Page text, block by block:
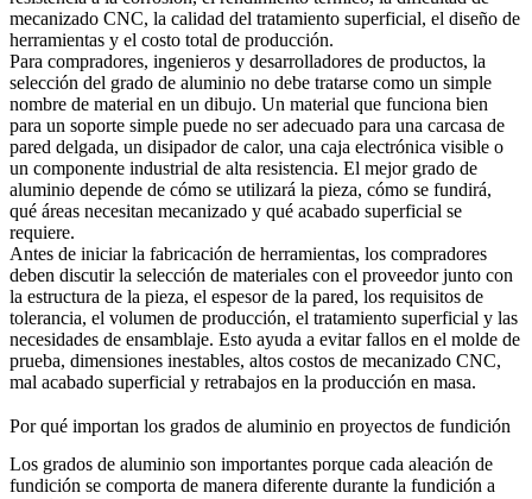
mecanizado CNC, la calidad del tratamiento superficial, el diseño de
herramientas y el costo total de producción.
Para compradores, ingenieros y desarrolladores de productos, la
selección del grado de aluminio no debe tratarse como un simple
nombre de material en un dibujo. Un material que funciona bien
para un soporte simple puede no ser adecuado para una carcasa de
pared delgada, un disipador de calor, una caja electrónica visible o
un componente industrial de alta resistencia. El mejor grado de
aluminio depende de cómo se utilizará la pieza, cómo se fundirá,
qué áreas necesitan mecanizado y qué acabado superficial se
requiere.
Antes de iniciar la fabricación de herramientas, los compradores
deben discutir la selección de materiales con el proveedor junto con
la estructura de la pieza, el espesor de la pared, los requisitos de
tolerancia, el volumen de producción, el tratamiento superficial y las
necesidades de ensamblaje. Esto ayuda a evitar fallos en el molde de
prueba, dimensiones inestables, altos costos de mecanizado CNC,
mal acabado superficial y retrabajos en la producción en masa.
Por qué importan los grados de aluminio en proyectos de fundición
Los grados de aluminio son importantes porque cada aleación de
fundición se comporta de manera diferente durante la fundición a